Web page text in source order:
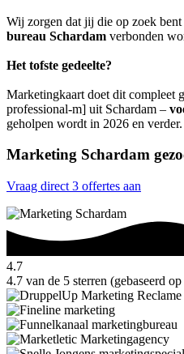
Wij zorgen dat jij die op zoek bent
bureau Schardam verbonden
Het tofste gedeelte?
Marketingkaart doet dit compleet
professional-m] uit Schardam –
geholpen wordt in 2026 en verder.
Marketing Schardam
Vraag direct 3 offertes aan
4.7
4.7 van de 5 sterren (gebaseerd op